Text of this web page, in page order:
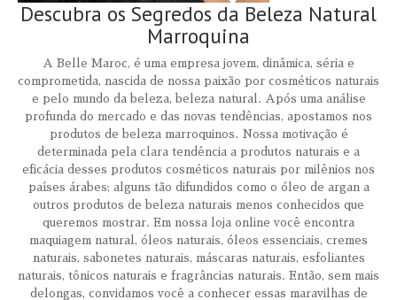
Descubra os Segredos da Beleza Natural
Marroquina
A Belle Maroc, é uma empresa jovem, dinâmica, séria e
comprometida, nascida de nossa paixão por cosméticos naturais
e pelo mundo da beleza, beleza natural. Após uma análise
profunda do mercado e das novas tendências, apostamos nos
produtos de beleza marroquinos. Nossa motivação é
determinada pela clara tendência a produtos naturais e a
eficácia desses produtos cosméticos naturais por milênios nos
países árabes; alguns tão difundidos como o óleo de argan a
outros produtos de beleza naturais menos conhecidos que
queremos mostrar. Em nossa loja online você encontra
maquiagem natural, óleos naturais, óleos essenciais, cremes
naturais, sabonetes naturais, máscaras naturais, esfoliantes
naturais, tônicos naturais e fragrâncias naturais. Então, sem mais
delongas, convidamos você a conhecer essas maravilhas de